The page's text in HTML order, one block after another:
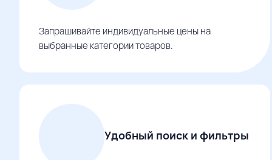
Запрашивайте индивидуальные цены на
выбранные категории товаров.
Удобный поиск и фильтры